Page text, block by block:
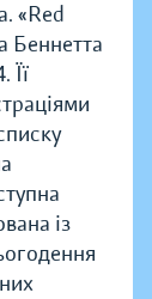
«Red
Беннетта
Її
із